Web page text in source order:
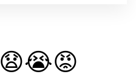
😧😭😡